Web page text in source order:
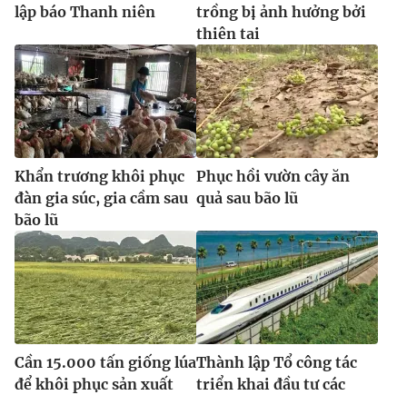
lập báo Thanh niên
trồng bị ảnh hưởng bởi
thiên tai
Khẩn trương khôi phục
đàn gia súc, gia cầm sau
bão lũ
Phục hồi vườn cây ăn
quả sau bão lũ
Cần 15.000 tấn giống lúa
để khôi phục sản xuất
Thành lập Tổ công tác
triển khai đầu tư các